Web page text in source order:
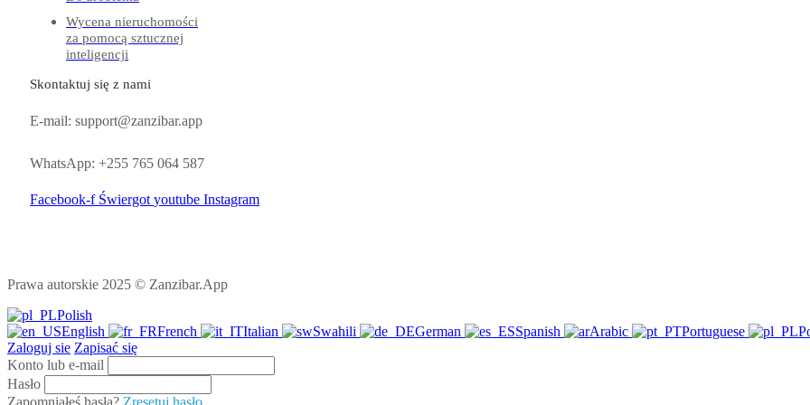
Wycena nieruchomości
za pomocą sztucznej
inteligencji
Skontaktuj się z nami
E-mail: support@zanzibar.app
WhatsApp: +255 765 064 587
Facebook-f Świergot youtube Instagram
Prawa autorskie 2025 © Zanzibar.App
Polish
English
French Italian Swahili German Spanish Arabic Portuguese
Zaloguj sie Zapisać się
Konto lub e-mail
Hasło